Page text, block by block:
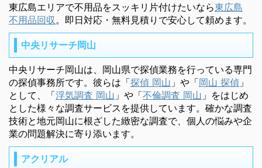
東広島エリアで不用品をスッキリ片付けたいなら東広島
不用品回収 。即日対応・無料見積りで安心して頼めます。
中央リサーチ岡山
中央リサーチ岡山は、岡山県で探偵業務を行っている専門
の探偵事務所です。彼らは「探偵 岡山 」や「岡山 探偵 」
として、「浮気調査 岡山 」や「不倫調査 岡山 」をはじめ
とした様々な調査サービスを提供しています。確かな調査
技術と地元岡山に根ざした緻密な調査で、個人の悩みや企
業の問題解決に寄り添います。
アクリアル